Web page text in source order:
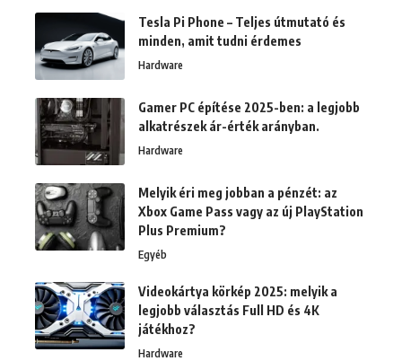
Tesla Pi Phone – Teljes útmutató és
minden, amit tudni érdemes
Hardware
Gamer PC építése 2025-ben: a legjobb
alkatrészek ár-érték arányban.
Hardware
Melyik éri meg jobban a pénzét: az
Xbox Game Pass vagy az új PlayStation
Plus Premium?
Egyéb
Videokártya körkép 2025: melyik a
legjobb választás Full HD és 4K
játékhoz?
Hardware